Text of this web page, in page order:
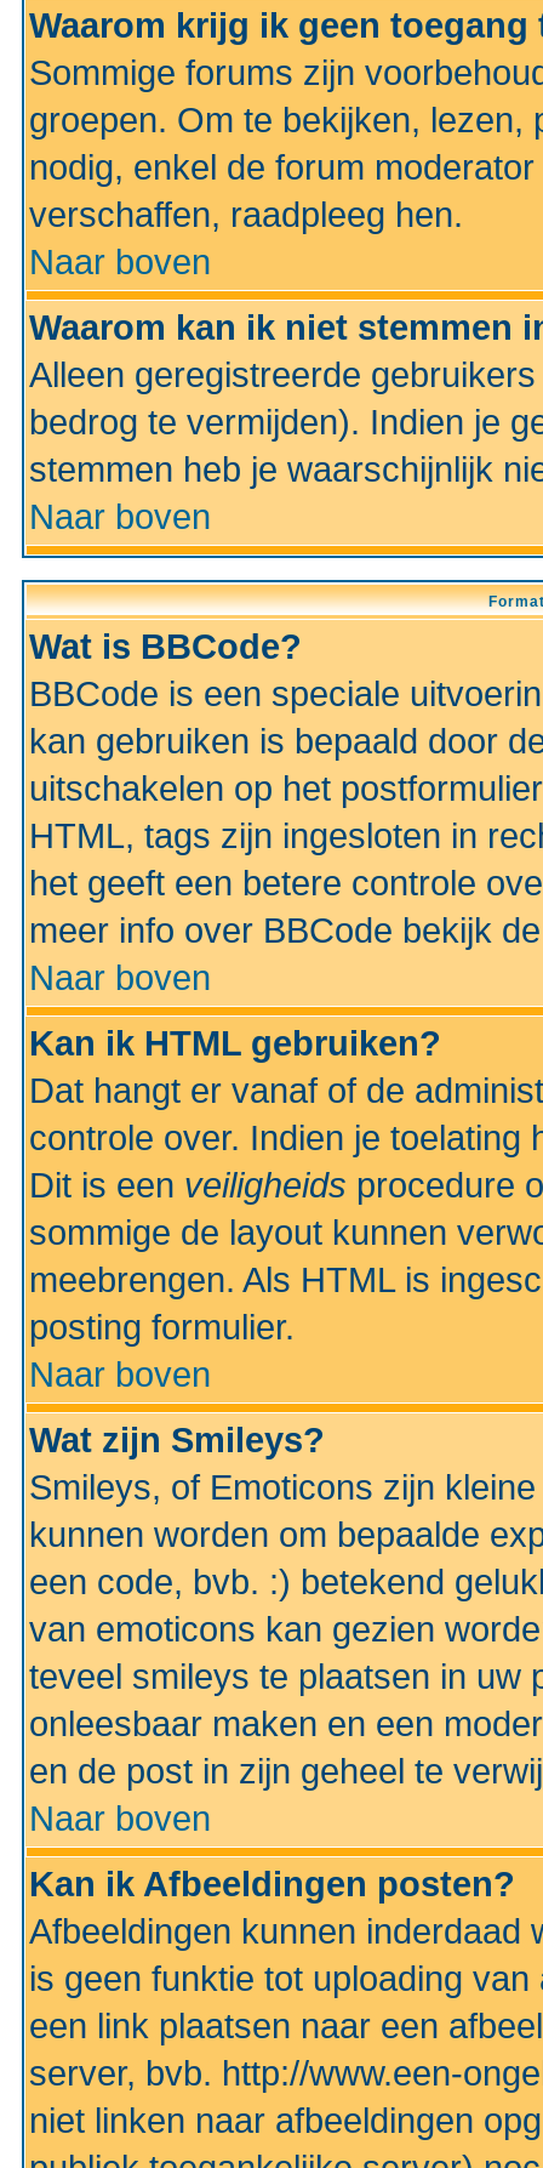
Waarom krijg ik geen
Sommige forums zijn
groepen. Om te bekijken, lezen,
nodig, enkel de forum
verschaffen, raadpleeg hen.
Naar boven
Waarom kan ik niet stemmen
Alleen geregistreerde
bedrog te vermijden). Indien je
stemmen heb je waarschijnlijk
Naar boven
Wat is BBCode?
BBCode is een speciale
kan gebruiken is bepaald door
uitschakelen op het
HTML, tags zijn ingesloten in
het geeft een betere controle
meer info over BBCode bekijk
Naar boven
Kan ik HTML gebruiken?
Dat hangt er vanaf of de
controle over. Indien je
Dit is een veiligheids procedure
sommige de layout kunnen
meebrengen. Als HTML is
posting formulier.
Naar boven
Wat zijn Smileys?
Smileys, of Emoticons zijn
kunnen worden om bepaalde
een code, bvb. :) betekend
van emoticons kan gezien
teveel smileys te plaatsen in uw
onleesbaar maken en een
en de post in zijn geheel te
Naar boven
Kan ik Afbeeldingen posten?
Afbeeldingen kunnen inderdaad
is geen funktie tot uploading
een link plaatsen naar een
server, bvb. http://www.een-
niet linken naar afbeeldingen